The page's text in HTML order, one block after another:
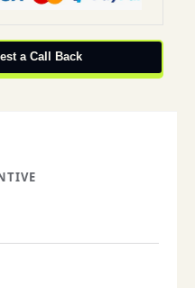
a Call Back